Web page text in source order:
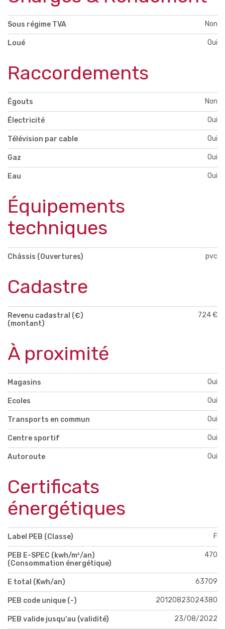
Sous régime TVA Non
Loué Oui
Raccordements
Égouts Non
Électricité Oui
Télévision par cable Oui
Gaz Oui
Eau Oui
Équipements
techniques
Châssis (Ouvertures) pvc
Cadastre
Revenu cadastral (€)
(montant)
724 €
À proximité
Magasins Oui
Ecoles Oui
Transports en commun Oui
Centre sportif Oui
Autoroute Oui
Certificats
énergétiques
Label PEB (Classe) F
PEB E-SPEC (kwh/m²/an)
(Consommation énergétique)
470
E total (Kwh/an) 63709
PEB code unique (-) 20120823024380
PEB valide jusqu'au (validité) 23/08/2022